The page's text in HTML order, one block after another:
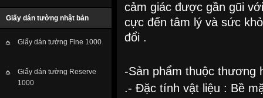
Giấy dán tường nhật bản
Giấy dán tường Fine 1000
Giấy dán tường Reserve
1000
cảm giác được gần gũi
cực đến tâm lý và sức
đổi .
-Sản phẩm thuộc thương
.- Đặc tính vật liệu : Bề